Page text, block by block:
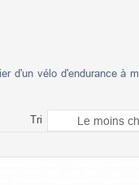
d'un vélo d'endurance à
Tri Le moins